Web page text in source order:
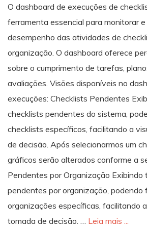
O dashboard de execuções de
ferramenta essencial para monitorar e
desempenho das atividades de
organização. O dashboard oferece
sobre o cumprimento de tarefas,
avaliações. Visões disponíveis no
execuções: Checklists Pendentes
checklists pendentes do sistema,
checklists específicos, facilitando a
de decisão. Após selecionarmos um
gráficos serão alterados conforme a
Pendentes por Organização Exibindo
pendentes por organização, podendo
organizações específicas, facilitando
tomada de decisão. … Leia mais ...